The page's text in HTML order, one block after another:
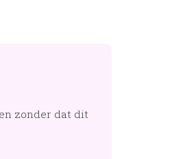
zonder dat dit